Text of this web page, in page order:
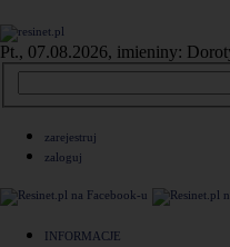
Pt., 07.08.2026, imieniny:
zarejestruj
zaloguj
INFORMACJE